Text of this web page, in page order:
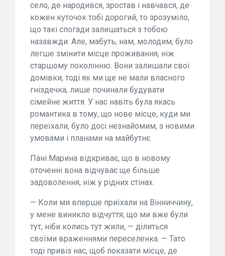
село, де народився, зростав і навчався, де
кожен куточок тобі дорогий, то зрозуміло,
що такі спогади залишаться з тобою
назавжди. Але, мабуть, нам, молодим, було
легше змінити місце проживання, ніж
старшому поколінню. Вони залишали свої
домівки, тоді як ми ще не мали власного
гніздечка, лише починали будувати
сімейне життя. У нас навіть була якась
романтика в тому, що нове місце, куди ми
переїхали, було досі незнайомим, з новими
умовами і планами на майбутнє.
Пані Марина відкриває, що в новому
оточенні вона відчуває ще більше
задоволення, ніж у рідних стінах.
— Коли ми вперше приїхали на Вінниччину,
у мене виникло відчуття, що ми вже були
тут, ніби колись тут жили, — ділиться
своїми враженнями переселенка. — Тато
тоді привіз нас, щоб показати місце, де